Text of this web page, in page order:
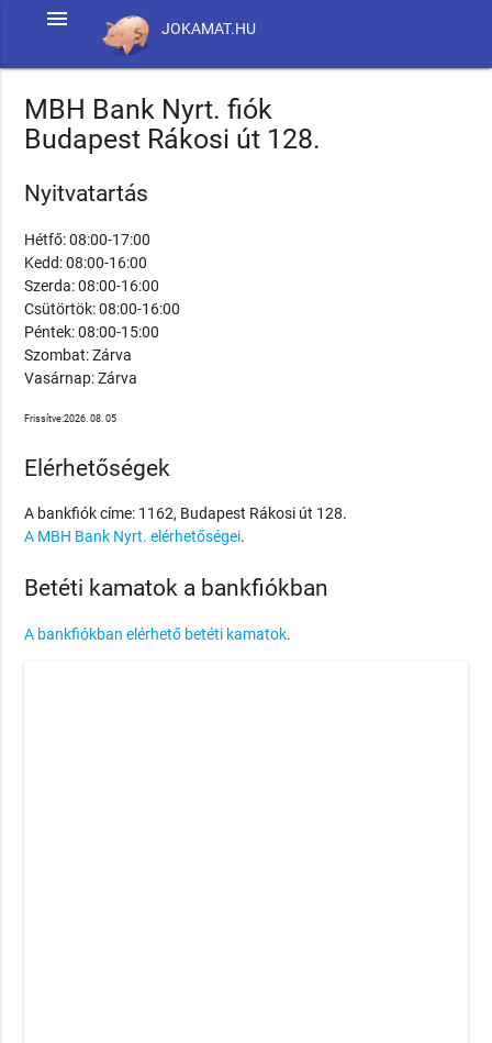
JOKAMAT.HU
menu
MBH Bank Nyrt. fiók
Budapest Rákosi út 128.
Nyitvatartás
Hétfő: 08:00-17:00
Kedd: 08:00-16:00
Szerda: 08:00-16:00
Csütörtök: 08:00-16:00
Péntek: 08:00-15:00
Szombat: Zárva
Vasárnap: Zárva
Frissítve:2026. 08. 05
Elérhetőségek
A bankfiók címe: 1162, Budapest Rákosi út 128.
A MBH Bank Nyrt. elérhetőségei.
Betéti kamatok a bankfiókban
A bankfiókban elérhető betéti kamatok.